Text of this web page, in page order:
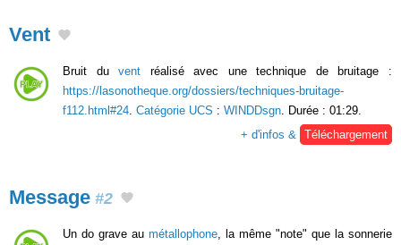
Vent
Bruit duvent réalisé avec une technique de bruitage :
https://lasonotheque.org/dossiers/techniques-bruitage-
f112.html#24. Catégorie UCS : WINDDsgn. Durée : 01:29.
+ d'infos & Téléchargement
Message #2
Un do grave au métallophone , la même "note" que la sonnerie